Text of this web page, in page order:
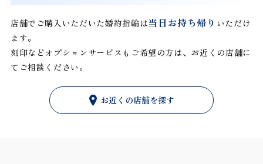
店舗でご購入いただいた婚約指輪は当日お持ち帰り いただけ
ます。
刻印などオプションサービスもご希望の方は、お近くの店舗に
てご相談ください。
お近くの店舗を探す